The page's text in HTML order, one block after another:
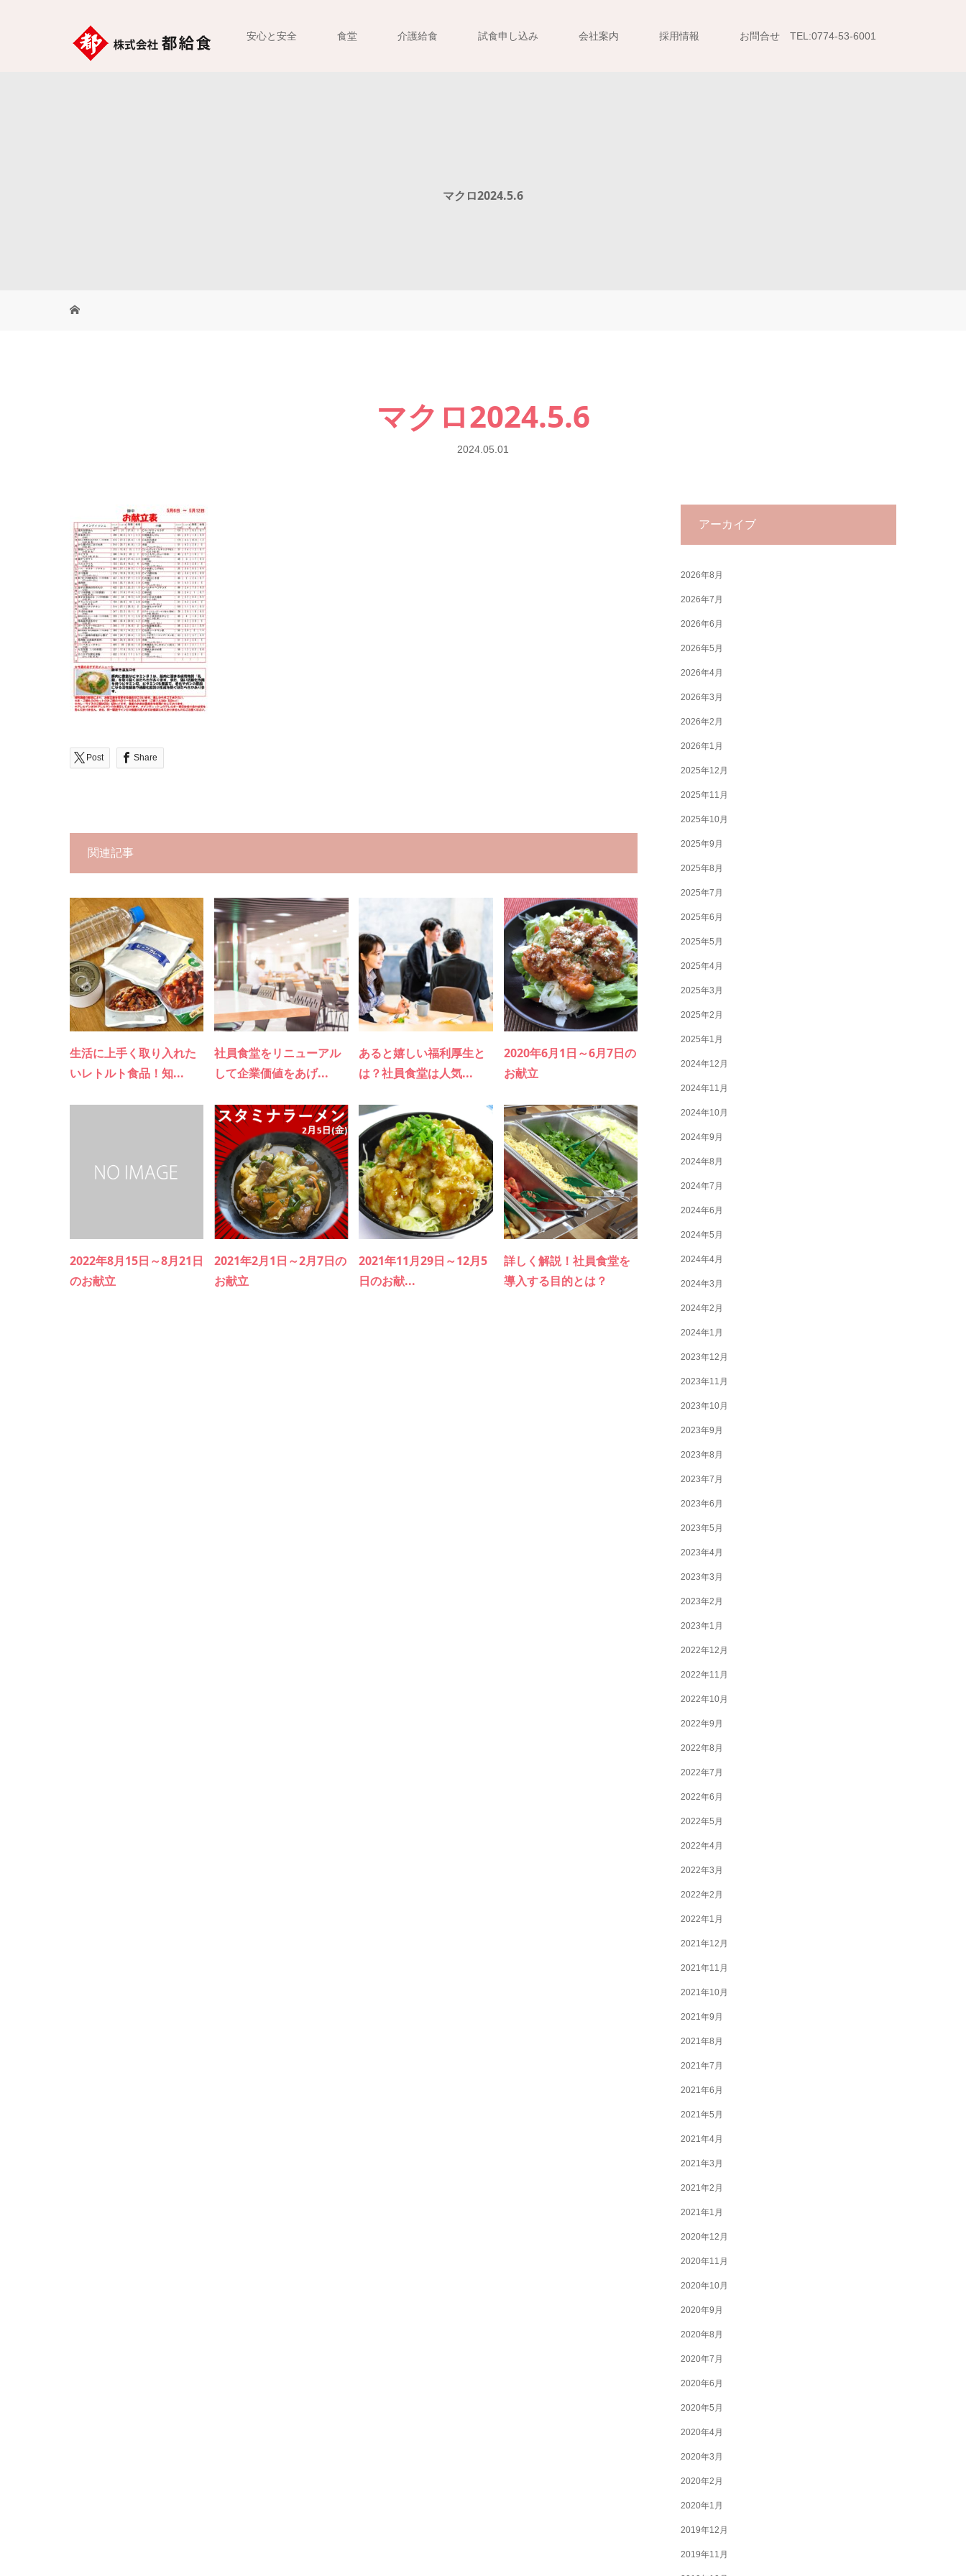
安心と安全 食堂 介護給食 試食申し込み 会社案内 採用情報 お問合せ TEL:0774-53-6001
マクロ2024.5.6
マクロ2024.5.6
2024.05.01
Post Share
関連記事
生活に上手く取り入れた
いレトルト食品！知...
社員食堂をリニューアル
して企業価値をあげ...
あると嬉しい福利厚生と
は？社員食堂は人気...
2020年6月1日～6月7日の
お献立
2022年8月15日～8月21日
のお献立
2021年2月1日～2月7日の
お献立
2021年11月29日～12月5
日のお献...
詳しく解説！社員食堂を
導入する目的とは？
アーカイブ
2026年8月
2026年7月
2026年6月
2026年5月
2026年4月
2026年3月
2026年2月
2026年1月
2025年12月
2025年11月
2025年10月
2025年9月
2025年8月
2025年7月
2025年6月
2025年5月
2025年4月
2025年3月
2025年2月
2025年1月
2024年12月
2024年11月
2024年10月
2024年9月
2024年8月
2024年7月
2024年6月
2024年5月
2024年4月
2024年3月
2024年2月
2024年1月
2023年12月
2023年11月
2023年10月
2023年9月
2023年8月
2023年7月
2023年6月
2023年5月
2023年4月
2023年3月
2023年2月
2023年1月
2022年12月
2022年11月
2022年10月
2022年9月
2022年8月
2022年7月
2022年6月
2022年5月
2022年4月
2022年3月
2022年2月
2022年1月
2021年12月
2021年11月
2021年10月
2021年9月
2021年8月
2021年7月
2021年6月
2021年5月
2021年4月
2021年3月
2021年2月
2021年1月
2020年12月
2020年11月
2020年10月
2020年9月
2020年8月
2020年7月
2020年6月
2020年5月
2020年4月
2020年3月
2020年2月
2020年1月
2019年12月
2019年11月